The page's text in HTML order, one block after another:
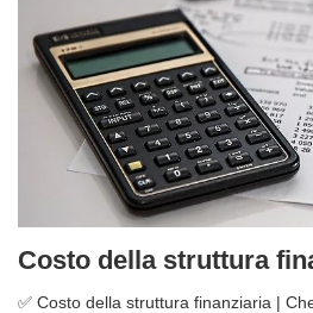
Costo della struttura
✅ Costo della struttura finanziaria |